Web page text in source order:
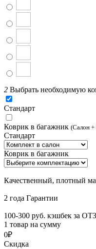
2 Выбрать необходимую
Стандарт
Коврик в багажник (Салон +
Стандарт
Коврик в багажник
Качественный, плотный
2 года Гарантии
100-300 руб. кэшбек за
1 товар на сумму
0₽
Скидка